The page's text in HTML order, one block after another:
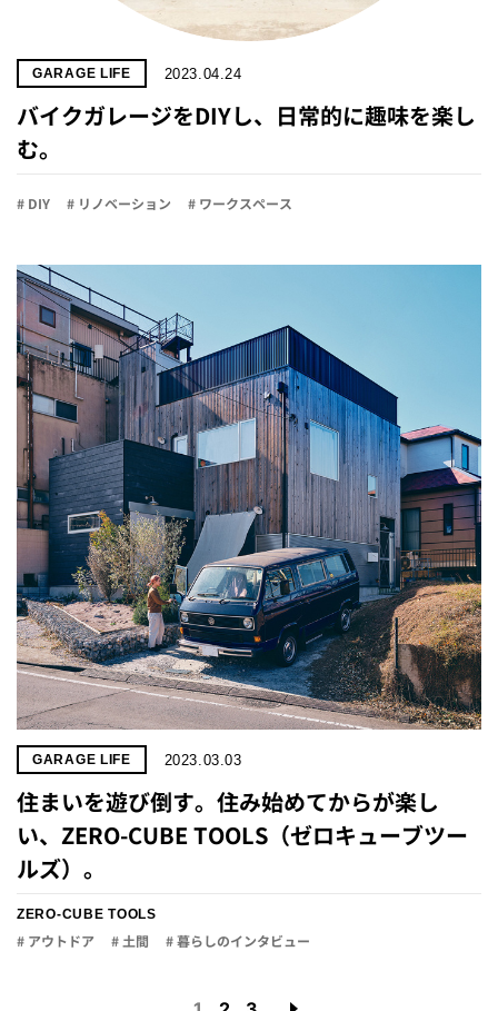
GARAGE LIFE 2023.04.24
バイクガレージをDIYし、日常的に趣味を楽し
む。
# DIY # リノベーション # ワークスペース
GARAGE LIFE 2023.03.03
住まいを遊び倒す。住み始めてからが楽し
い、ZERO-CUBE TOOLS（ゼロキューブツー
ルズ）。
ZERO-CUBE TOOLS
# アウトドア # 土間 # 暮らしのインタビュー